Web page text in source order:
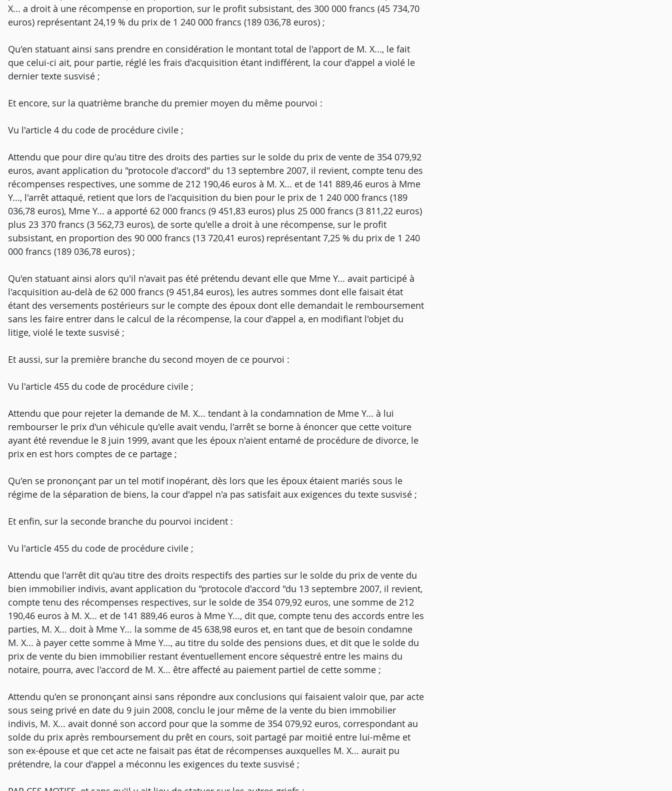
X... a droit à une récompense en proportion, sur le profit subsistant, des 300 000 francs (45 734,70
euros) représentant 24,19 % du prix de 1 240 000 francs (189 036,78 euros) ;
Qu'en statuant ainsi sans prendre en considération le montant total de l'apport de M. X..., le fait
que celui-ci ait, pour partie, réglé les frais d'acquisition étant indifférent, la cour d'appel a violé le
dernier texte susvisé ;
Et encore, sur la quatrième branche du premier moyen du même pourvoi :
Vu l'article 4 du code de procédure civile ;
Attendu que pour dire qu'au titre des droits des parties sur le solde du prix de vente de 354 079,92
euros, avant application du "protocole d'accord" du 13 septembre 2007, il revient, compte tenu des
récompenses respectives, une somme de 212 190,46 euros à M. X... et de 141 889,46 euros à Mme
Y..., l'arrêt attaqué, retient que lors de l'acquisition du bien pour le prix de 1 240 000 francs (189
036,78 euros), Mme Y... a apporté 62 000 francs (9 451,83 euros) plus 25 000 francs (3 811,22 euros)
plus 23 370 francs (3 562,73 euros), de sorte qu'elle a droit à une récompense, sur le profit
subsistant, en proportion des 90 000 francs (13 720,41 euros) représentant 7,25 % du prix de 1 240
000 francs (189 036,78 euros) ;
Qu'en statuant ainsi alors qu'il n'avait pas été prétendu devant elle que Mme Y... avait participé à
l'acquisition au-delà de 62 000 francs (9 451,84 euros), les autres sommes dont elle faisait état
étant des versements postérieurs sur le compte des époux dont elle demandait le remboursement
sans les faire entrer dans le calcul de la récompense, la cour d'appel a, en modifiant l'objet du
litige, violé le texte susvisé ;
Et aussi, sur la première branche du second moyen de ce pourvoi :
Vu l'article 455 du code de procédure civile ;
Attendu que pour rejeter la demande de M. X... tendant à la condamnation de Mme Y... à lui
rembourser le prix d'un véhicule qu'elle avait vendu, l'arrêt se borne à énoncer que cette voiture
ayant été revendue le 8 juin 1999, avant que les époux n'aient entamé de procédure de divorce, le
prix en est hors comptes de ce partage ;
Qu'en se prononçant par un tel motif inopérant, dès lors que les époux étaient mariés sous le
régime de la séparation de biens, la cour d'appel n'a pas satisfait aux exigences du texte susvisé ;
Et enfin, sur la seconde branche du pourvoi incident :
Vu l'article 455 du code de procédure civile ;
Attendu que l'arrêt dit qu'au titre des droits respectifs des parties sur le solde du prix de vente du
bien immobilier indivis, avant application du "protocole d'accord "du 13 septembre 2007, il revient,
compte tenu des récompenses respectives, sur le solde de 354 079,92 euros, une somme de 212
190,46 euros à M. X... et de 141 889,46 euros à Mme Y..., dit que, compte tenu des accords entre les
parties, M. X... doit à Mme Y... la somme de 45 638,98 euros et, en tant que de besoin condamne
M. X... à payer cette somme à Mme Y..., au titre du solde des pensions dues, et dit que le solde du
prix de vente du bien immobilier restant éventuellement encore séquestré entre les mains du
notaire, pourra, avec l'accord de M. X... être affecté au paiement partiel de cette somme ;
Attendu qu'en se prononçant ainsi sans répondre aux conclusions qui faisaient valoir que, par acte
sous seing privé en date du 9 juin 2008, conclu le jour même de la vente du bien immobilier
indivis, M. X... avait donné son accord pour que la somme de 354 079,92 euros, correspondant au
solde du prix après remboursement du prêt en cours, soit partagé par moitié entre lui-même et
son ex-épouse et que cet acte ne faisait pas état de récompenses auxquelles M. X... aurait pu
prétendre, la cour d'appel a méconnu les exigences du texte susvisé ;